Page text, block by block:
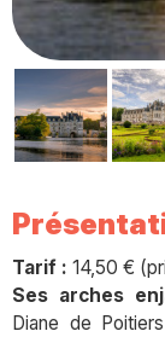
Tarif : 14,50 €
Ses arches
Diane de